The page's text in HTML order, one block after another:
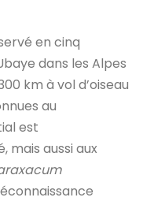
en cinq
dans les Alpes
km à vol d’oiseau
au
est
mais aussi aux